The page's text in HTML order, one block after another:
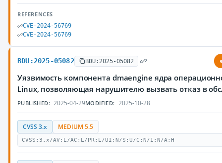
REFERENCES
CVE-2024-56769
CVE-2024-56769
BDU:2025-05082 BDU:2025-05082
Уязвимость компонента dmaengine ядра
Linux, позволяющая нарушителю вызвать отказ в
PUBLISHED: 2025-04-29MODIFIED: 2025-10-28
CVSS 3.x MEDIUM 5.5
CVSS:3.x/AV:L/AC:L/PR:L/UI:N/S:U/C:N/I:N/A:H